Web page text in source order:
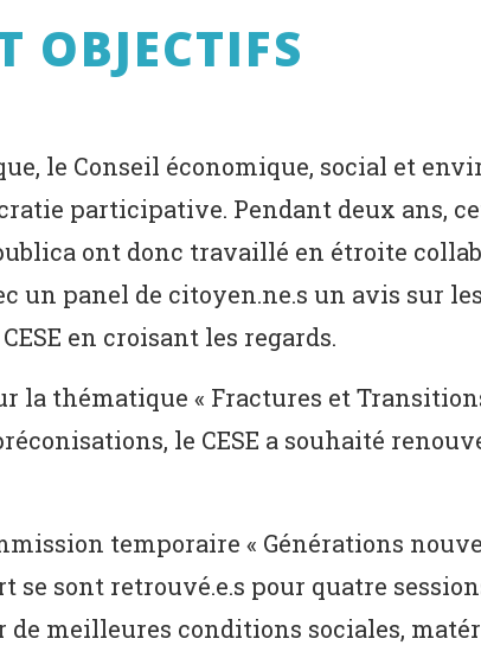
OBJECTIFS
le Conseil économique, social et
participative. Pendant deux ans,
ont donc travaillé en étroite
un panel de citoyen.ne.s un avis sur
en croisant les regards.
thématique « Fractures et
le CESE a souhaité
temporaire « Générations
se sont retrouvé.e.s pour quatre
meilleures conditions sociales,